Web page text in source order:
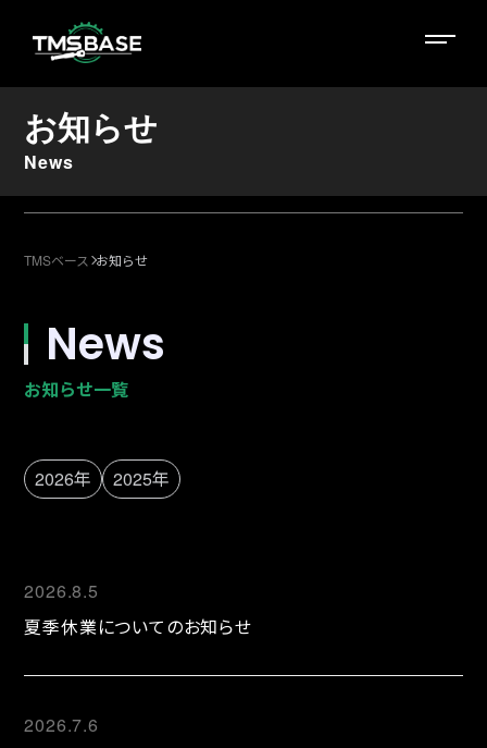
お知らせ
News
TMSベース お知らせ
News
お知らせ一覧
2026年 2025年
2026.8.5
夏季休業についてのお知らせ
2026.7.6